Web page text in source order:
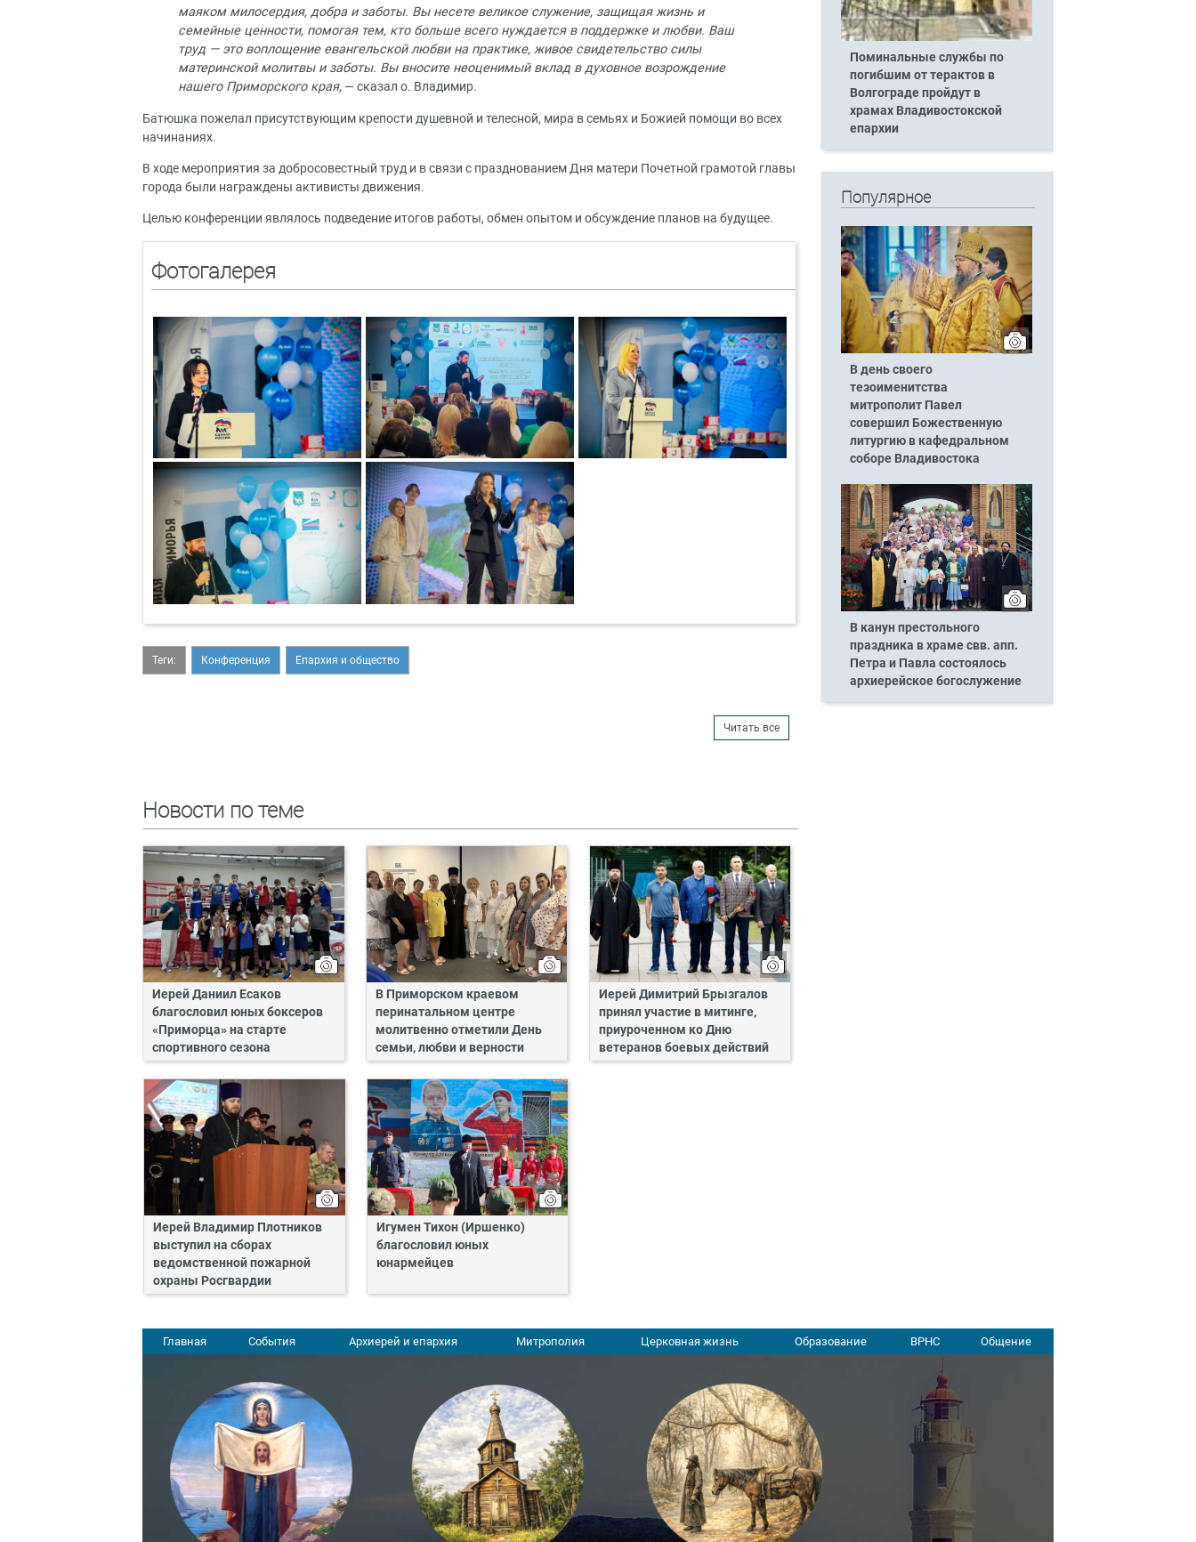
маяком милосердия, добра и заботы. Вы несете великое служение, защищая жизнь и
семейные ценности, помогая тем, кто больше всего нуждается в поддержке и любви. Ваш
труд — это воплощение евангельской любви на практике, живое свидетельство силы
материнской молитвы и заботы. Вы вносите неоценимый вклад в духовное возрождение
нашего Приморского края, — сказал о. Владимир.
Батюшка пожелал присутствующим крепости душевной и телесной, мира в семьях и Божией помощи во всех
начинаниях.
В ходе мероприятия за добросовестный труд и в связи с празднованием Дня матери Почетной грамотой главы
города были награждены активисты движения.
Целью конференции являлось подведение итогов работы, обмен опытом и обсуждение планов на будущее.
Фотогалерея
Теги: Конференция Епархия и общество
Читать все
Новости по теме
Иерей Даниил Есаков
благословил юных боксеров
«Приморца» на старте
спортивного сезона
В Приморском краевом
перинатальном центре
молитвенно отметили День
семьи, любви и верности
Иерей Димитрий Брызгалов
принял участие в митинге,
приуроченном ко Дню
ветеранов боевых действий
Иерей Владимир Плотников
выступил на сборах
ведомственной пожарной
охраны Росгвардии
Игумен Тихон (Иршенко)
благословил юных
юнармейцев
Поминальные службы по
погибшим от терактов в
Волгограде пройдут в
храмах Владивостокской
епархии
Популярное
В день своего
тезоименитства
митрополит Павел
совершил Божественную
литургию в кафедральном
соборе Владивостока
В канун престольного
праздника в храме свв. апп.
Петра и Павла состоялось
архиерейское богослужение
Главная События Архиерей и епархия Митрополия Церковная жизнь Образование ВРНС Общение